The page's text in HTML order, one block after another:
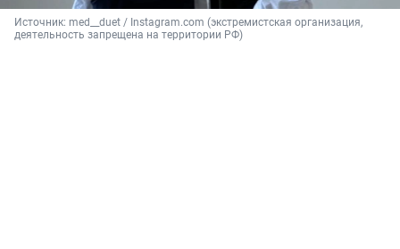
Источник: med__duet / Instagram.com (экстремистская организация,
деятельность запрещена на территории РФ)